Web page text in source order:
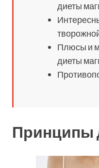
диеты
Плюсы и
диеты
Принципы